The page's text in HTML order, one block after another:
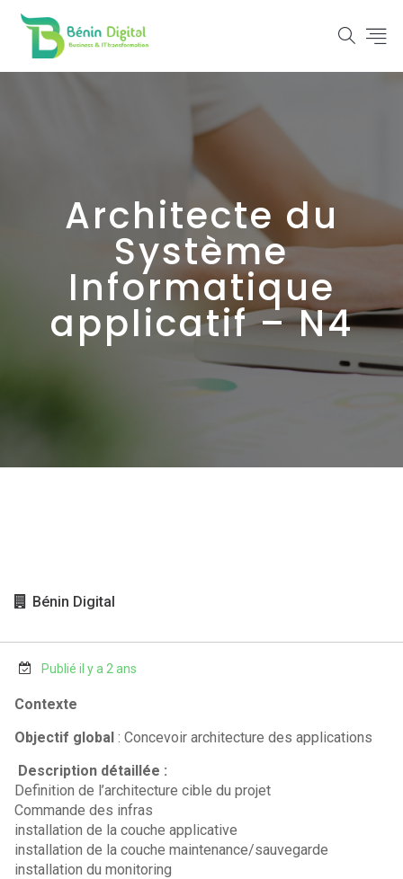
Architecte du
Système
Informatique
applicatif – N4
Bénin Digital
Publié il y a 2 ans
Contexte
Objectif global : Concevoir architecture des applications
Description détaillée :
Definition de l’architecture cible du projet
Commande des infras
installation de la couche applicative
installation de la couche maintenance/sauvegarde
installation du monitoring